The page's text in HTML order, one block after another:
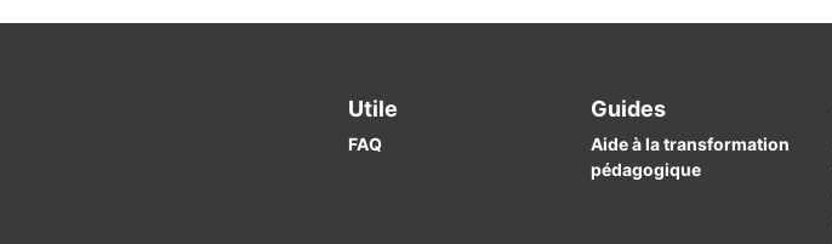
Utile
FAQ
Guides
Aide à la transformation
pédagogique